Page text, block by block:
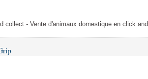
collect - Vente d'animaux domestique en click and